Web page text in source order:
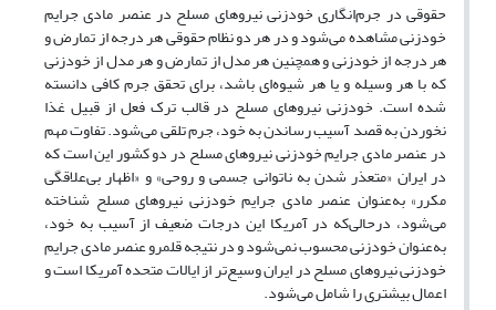
حقوقی در جرم‌انگاری خودزنی نیروهای مسلح در عنصر مادی جرایم
خودزنی مشاهده می‌شود و در هر دو نظام حقوقی هر درجه از تمارض و
هر درجه از خودزنی و همچنین هر مدل از تمارض و هر مدل از خودزنی
که با هر وسیله و یا هر شیوه‌ای باشد، برای تحقق جرم کافی دانسته
شده است. خودزنی نیروهای مسلح در قالب ترک فعل از قبیل غذا
نخوردن به قصد آسیب رساندن به خود، جرم تلقی می‌شود. تفاوت مهم
در عنصر مادی جرایم خودزنی نیروهای مسلح در دو کشور این است که
در ایران «متعذر شدن به ناتوانی جسمی و روحی» و «اظهار بی‌علاقگی
مکرر» به‌عنوان عنصر مادی جرایم خودزنی نیروهای مسلح شناخته
می‌شود، درحالی‌که در آمریکا این درجات ضعیف از آسیب به خود،
به‌عنوان خودزنی محسوب نمی‌شود و در نتیجه قلمرو عنصر مادی جرایم
خودزنی نیروهای مسلح در ایران وسیع‌تر از ایالات متحده آمریکا است و
اعمال بیشتری را شامل می‌شود.